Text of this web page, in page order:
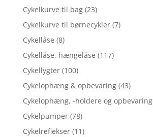
Cykelkurve til bag (23)
Cykelkurve til børnecykler (7)
Cykellåse (8)
Cykellåse, hængelåse (117)
Cykellygter (100)
Cykelophæng & opbevaring (43)
Cykelophæng, -holdere og opbevaring
Cykelpumper (78)
Cykelreflekser (11)